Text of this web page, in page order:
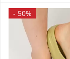
- 50%